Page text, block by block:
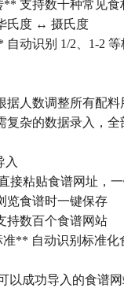
支持数千种常见食
氏度 ↔️ 摄氏度
动识别 1/2、1-2 等
据人数调整所有配料
杂的数据录入，全
入
接粘贴食谱网址，一
览食谱时一键保存
持数百个食谱网站
准** 自动识别标准化
以成功导入的食谱网